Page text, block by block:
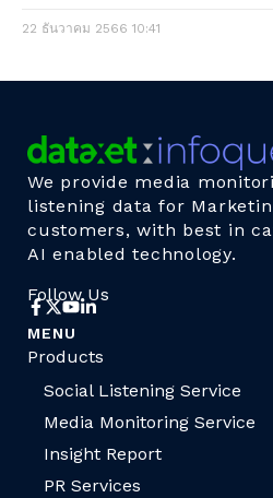
22 ธันวาคม 2566 10:41
We provide media
listening data for
customers, with best in
AI enabled technology.
Follow Us
MENU
Products
Social Listening Service
Media Monitoring Service
Insight Report
PR Services